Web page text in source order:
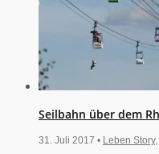
Seilbahn über dem
31. Juli 2017 • Leben Story,